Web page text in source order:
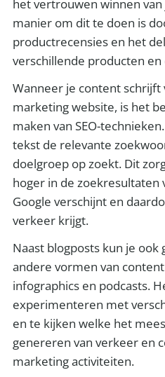
het vertrouwen winnen
manier om dit te doen is
productrecensies en het
verschillende producten
Wanneer je content schrijft
marketing website, is het
maken van SEO-
tekst de relevante
doelgroep op zoekt. Dit
hoger in de zoekresultaten
Google verschijnt en
verkeer krijgt.
Naast blogposts kun je ook
andere vormen van
infographics en podcasts.
experimenteren met
en te kijken welke het
genereren van verkeer en
marketing activiteiten.